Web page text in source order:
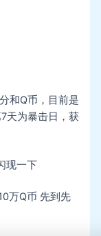
和Q币，目前是
天为暴击日，获
现一下
万Q币 先到先